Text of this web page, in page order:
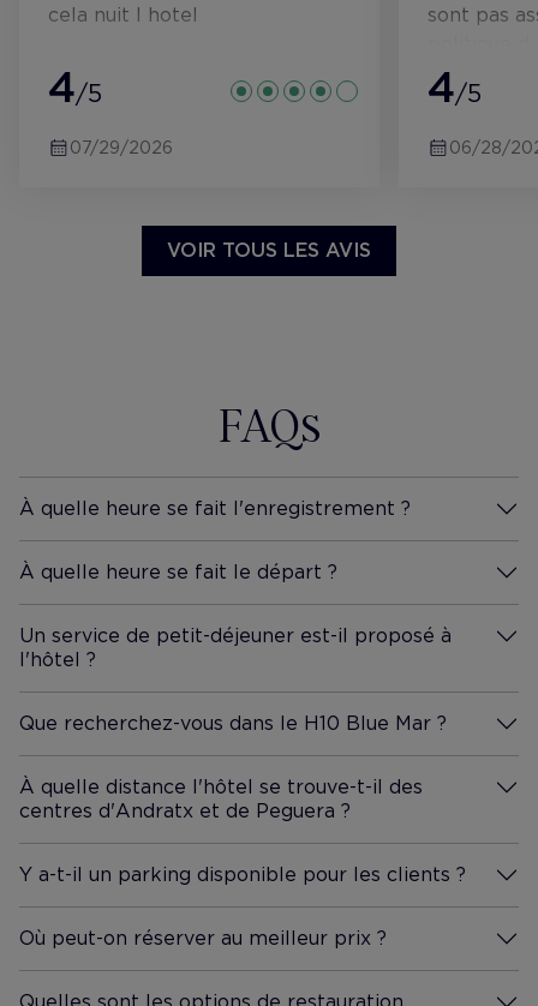
cela nuit l hotel
4/5
07/29/2026
sont pas
serviettes
dommage
4/5
06/28/
VOIR TOUS LES AVIS
FAQs
À quelle heure se fait l'enregistrement ?
Plus D'Informations
À quelle heure se fait le départ ?
Plus D'Informations
Un service de petit-déjeuner est-il proposé à
l'hôtel ?
Plus D'Informations
Que recherchez-vous dans le H10 Blue Mar ?
Plus D'Informations
À quelle distance l'hôtel se trouve-t-il des
centres d'Andratx et de Peguera ?
Plus D'Informations
Y a-t-il un parking disponible pour les clients ?
Plus D'Informations
Où peut-on réserver au meilleur prix ?
Plus D'Informations